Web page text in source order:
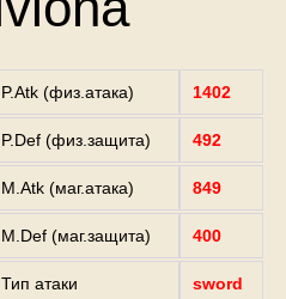
P.Atk (физ.атака) 1402
P.Def (физ.защита) 492
M.Atk (маг.атака) 849
M.Def (маг.защита) 400
Тип атаки sword